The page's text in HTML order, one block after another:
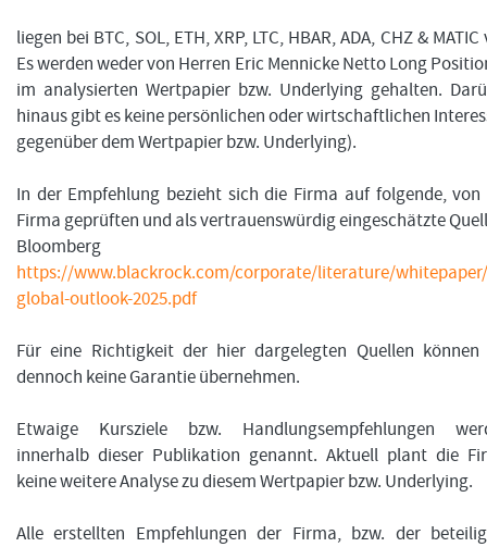
liegen bei BTC, SOL, ETH, XRP, LTC, HBAR, ADA, CHZ & MATIC
Es werden weder von Herren Eric Mennicke Netto Long
im analysierten Wertpapier bzw. Underlying gehalten.
hinaus gibt es keine persönlichen oder wirtschaftlichen
gegenüber dem Wertpapier bzw. Underlying).
In der Empfehlung bezieht sich die Firma auf folgende, von
Firma geprüften und als vertrauenswürdig eingeschätzte
Bloomberg
https://www.blackrock.com/corporate/literature/
global-outlook-2025.pdf
Für eine Richtigkeit der hier dargelegten Quellen
dennoch keine Garantie übernehmen.
Etwaige Kursziele bzw. Handlungsempfehlungen
innerhalb dieser Publikation genannt. Aktuell plant die
keine weitere Analyse zu diesem Wertpapier bzw. Underlying.
Alle erstellten Empfehlungen der Firma, bzw. der